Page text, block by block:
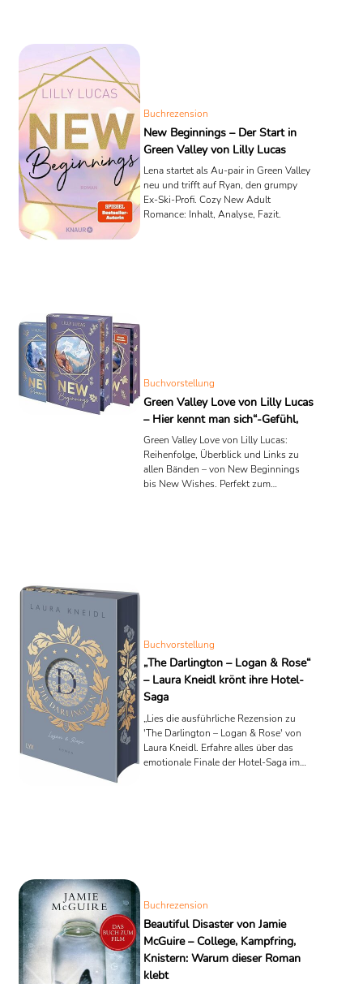
Buchrezension
New Beginnings – Der Start in
Green Valley von Lilly Lucas
Lena startet als Au-pair in Green Valley
neu und trifft auf Ryan, den grumpy
Ex-Ski-Profi. Cozy New Adult
Romance: Inhalt, Analyse, Fazit.
Buchvorstellung
Green Valley Love von Lilly Lucas
– Hier kennt man sich“-Gefühl,
Green Valley Love von Lilly Lucas:
Reihenfolge, Überblick und Links zu
allen Bänden – von New Beginnings
bis New Wishes. Perfekt zum
Buchvorstellung
„The Darlington – Logan & Rose“
– Laura Kneidl krönt ihre Hotel-
Saga
„Lies die ausführliche Rezension zu
'The Darlington – Logan & Rose' von
Laura Kneidl. Erfahre alles über das
emotionale Finale der Hotel-Saga im
Buchrezension
Beautiful Disaster von Jamie
McGuire – College, Kampfring,
Knistern: Warum dieser Roman
klebt